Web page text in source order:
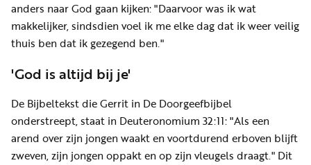
anders naar God gaan kijken: "Daarvoor was ik wat
makkelijker, sindsdien voel ik me elke dag dat ik weer veilig
thuis ben dat ik gezegend ben."
'God is altijd bij je'
De Bijbeltekst die Gerrit in De Doorgeefbijbel
onderstreept, staat in Deuteronomium 32:11: "Als een
arend over zijn jongen waakt en voortdurend erboven blijft
zweven, zijn jongen oppakt en op zijn vleugels draagt." Dit